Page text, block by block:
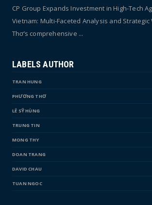
CP Group Expands Investment in High-Tech
Vietnam: Multi-Faceted Analysis and
Thơ’s comprehensive ...
LABELS AUTHOR
TRAN HUNG
PHƯƠNG THƠ
LÊ SỸ HÙNG
TRUNG TIN
MONG THY
DOAN TRANG
DAVID CHAU
TUAN NGOC